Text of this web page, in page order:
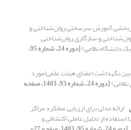
آموزش سرسختی روان‌شناختی و
و سازگاری روان‌شناختی
دانشگاه نظامی) [دوره 24، شماره 95،
نگهداشت اعضای هیئت علمی(مورد
نظامی) [دوره 24، شماره 93، 1403، صفحه
ارائه مدلی برای ارزیابی عملکرد مراکز
از تحلیل عاملی اکتشافی و